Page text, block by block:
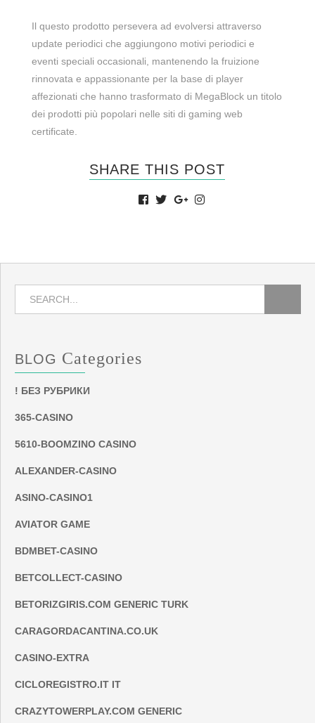
Il questo prodotto persevera ad evolversi attraverso
update periodici che aggiungono motivi periodici e
eventi speciali occasionali, mantenendo la fruizione
rinnovata e appassionante per la base di player
affezionati che hanno trasformato di MegaBlock un titolo
dei prodotti più popolari nelle siti di gaming web
certificate.
SHARE THIS POST
BLOG Categories
! БЕЗ РУБРИКИ
365-CASINO
5610-BOOMZINO CASINO
ALEXANDER-CASINO
ASINO-CASINO1
AVIATOR GAME
BDMBET-CASINO
BETCOLLECT-CASINO
BETORIZGIRIS.COM GENERIC TURK
CARAGORDACANTINA.CO.UK
CASINO-EXTRA
CICLOREGISTRO.IT IT
CRAZYTOWERPLAY.COM GENERIC